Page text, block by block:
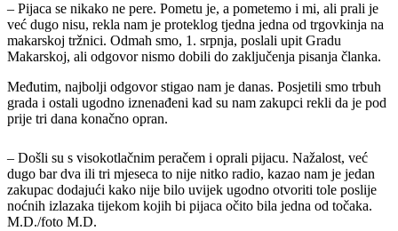
– Pijaca se nikako ne pere. Pometu je, a pometemo i mi, ali prali je
već dugo nisu, rekla nam je proteklog tjedna jedna od trgovkinja na
makarskoj tržnici. Odmah smo, 1. srpnja, poslali upit Gradu
Makarskoj, ali odgovor nismo dobili do zaključenja pisanja članka.
Međutim, najbolji odgovor stigao nam je danas. Posjetili smo trbuh
grada i ostali ugodno iznenađeni kad su nam zakupci rekli da je pod
prije tri dana konačno opran.
– Došli su s visokotlačnim peračem i oprali pijacu. Nažalost, već
dugo bar dva ili tri mjeseca to nije nitko radio, kazao nam je jedan
zakupac dodajući kako nije bilo uvijek ugodno otvoriti tole poslije
noćnih izlazaka tijekom kojih bi pijaca očito bila jedna od točaka.
M.D./foto M.D.